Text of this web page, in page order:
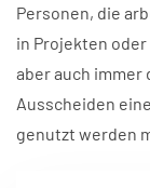
Personen, die
in Projekten
aber auch immer
Ausscheiden
genutzt werden